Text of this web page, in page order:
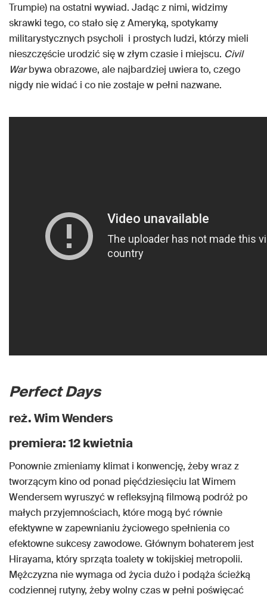
Trumpie) na ostatni wywiad. Jadąc z nimi, widzimy
skrawki tego, co stało się z Ameryką, spotykamy
militarystycznych psycholi i prostych ludzi, którzy mieli
nieszczęście urodzić się w złym czasie i miejscu. Civil
Warbywa obrazowe, ale najbardziej uwiera to, czego
nigdy nie widać i co nie zostaje w pełni nazwane.
Perfect Days
reż. Wim Wenders
premiera: 12 kwietnia
Ponownie zmieniamy klimat i konwencję, żeby wraz z
tworzącym kino od ponad pięćdziesięciu lat Wimem
Wendersem wyruszyć w refleksyjną filmową podróż po
małych przyjemnościach, które mogą być równie
efektywne w zapewnianiu życiowego spełnienia co
efektowne sukcesy zawodowe. Głównym bohaterem jest
Hirayama, który sprząta toalety w tokijskiej metropolii.
Mężczyzna nie wymaga od życia dużo i podąża ścieżką
codziennej rutyny, żeby wolny czas w pełni poświęcać